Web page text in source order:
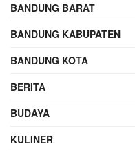
BANDUNG BARAT
BANDUNG KABUPATEN
BANDUNG KOTA
BERITA
BUDAYA
KULINER